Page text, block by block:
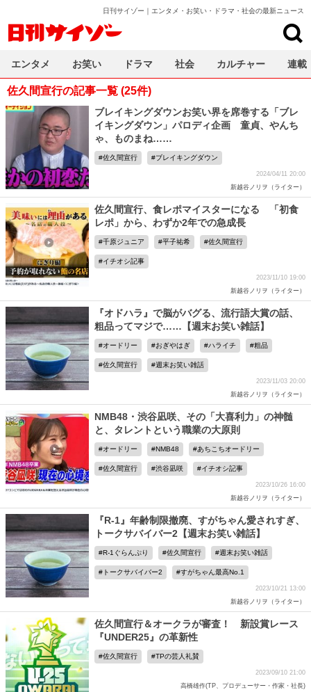
日刊サイゾー｜エンタメ・お笑い・ドラマ・社会の最新ニュース
佐久間宣行の記事一覧 (25件)
ブレイキングダウンお笑い界を席巻する「ブレ
イキングダウン」パロディ企画 童貞、やんち
ゃ、ものまね……
佐久間宣行 ブレイキングダウン
2024/04/11 20:00
新越谷ノリヲ（ライター）
佐久間宣行、食レポマイスターになる 「初食
レポ」から、わずか2年での急成長
千原ジュニア 平子祐希 佐久間宣行
イチオシ記事
2023/11/10 19:00
新越谷ノリヲ（ライター）
『オドハラ』で脳がバグる、流行語大賞の話、
粗品ってマジで……【週末お笑い雑話】
オードリー おぎやはぎ ハライチ 粗品
佐久間宣行 週末お笑い雑話
2023/11/03 20:00
新越谷ノリヲ（ライター）
NMB48・渋谷凪咲、その「大喜利力」の神髄
と、タレントという職業の大原則
オードリー NMB48 あちこちオードリー
佐久間宣行 渋谷凪咲 イチオシ記事
2023/10/26 16:00
新越谷ノリヲ（ライター）
『R-1』年齢制限撤廃、すがちゃん愛されすぎ、
トークサバイバー2【週末お笑い雑話】
R-1ぐらんぷり 佐久間宣行 週末お笑い雑話
トークサバイバー2 すがちゃん最高No.1
2023/10/21 13:00
新越谷ノリヲ（ライター）
佐久間宣行＆オークラが審査！ 新設賞レース
『UNDER25』の革新性
佐久間宣行 TPの芸人礼賛
2023/09/10 21:00
高橋雄作(TP、プロデューサー・作家・社長)
エンタメ お笑い ドラマ 社会 カルチャー 連載